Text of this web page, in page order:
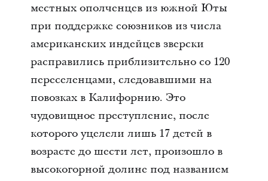
местных ополченцев из южной Юты
при поддержке союзников из числа
американских индейцев зверски
расправились приблизительно со 120
переселенцами, следовавшими на
повозках в Калифорнию. Это
чудовищное преступление, после
которого уцелели лишь 17 детей в
возрасте до шести лет, произошло в
высокогорной долине под названием